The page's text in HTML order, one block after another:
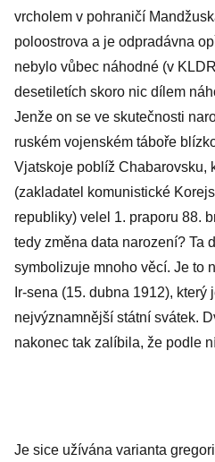
vrcholem v pohraničí
poloostrova a je odpradávna
nebylo vůbec náhodné (v
desetiletích skoro nic dílem
Jenže on se ve skutečnosti
ruském vojenském táboře
Vjatskoje poblíž Chabarovsku,
(zakladatel komunistické
republiky) velel 1. praporu 88.
tedy změna data narození? Ta
symbolizuje mnoho věcí. Je to
Ir-sena (15. dubna 1912),
nejvýznamnější státní svátek.
nakonec tak zalíbila, že podle
Je sice užívána varianta